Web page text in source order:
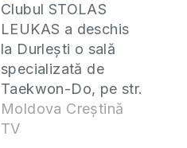
Clubul STOLAS
LEUKAS a deschis
la Durlești o sală
specializată de
Taekwon-Do, pe str.
Tudor Vladimirescu
95/1. Primele grupe
Moldova Creștină
TV